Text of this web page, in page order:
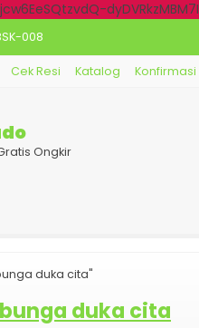
dyDVRkzMBM7I
008
009
002
Cek Resi Katalog Konfirmasi
Ongkir
duka cita"
duka cita